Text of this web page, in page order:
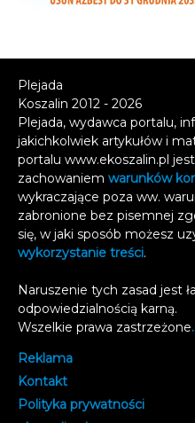
Plejada
Koszalin 2012 - 2026
Plejada, wydawca portalu,
jakichkolwiek artykułów i
portalu www.ekoszalin.pl
zachowaniem warunków
wykraczające poza ww.
zabronione bez pisemnej
się, w jaki sposób możesz
wykorzystanie treści.
Naruszenie tych zasad jest
odpowiedzialnością karną.
Wszelkie prawa zastrzeżone.
Reklama
Kontakt
Polityka prywatności